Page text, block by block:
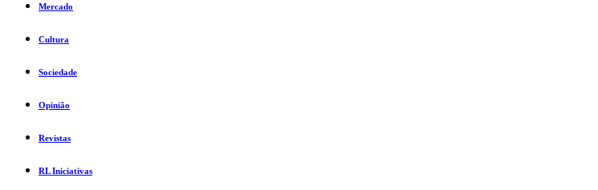
Mercado
Cultura
Sociedade
Opinião
Revistas
RL Iniciativas